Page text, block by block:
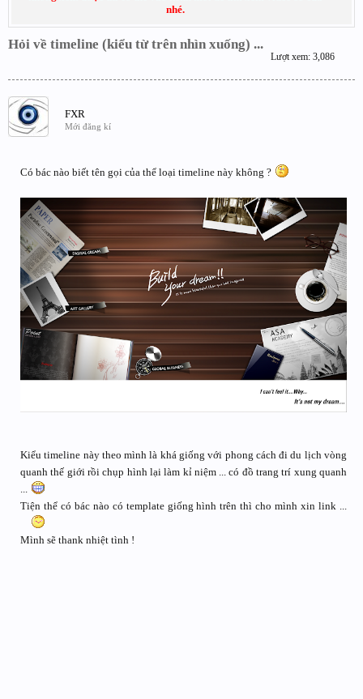
nhé.
Hỏi về timeline (kiểu từ trên nhìn xuống) ...
Lượt xem: 3,086
FXR
Mới đăng kí
Có bác nào biết tên gọi của thể loại timeline này không ?
Kiểu timeline này theo mình là khá giống với phong cách đi du lịch vòng
quanh thế giới rồi chụp hình lại làm kỉ niệm ... có đồ trang trí xung quanh
...
Tiện thể có bác nào có template giống hình trên thì cho mình xin link ...
Mình sẽ thank nhiệt tình !